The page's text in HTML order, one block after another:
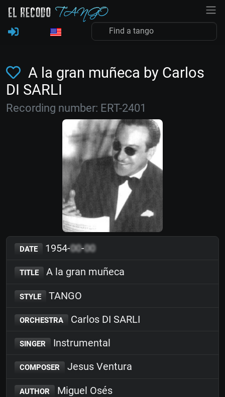
A la gran muñeca by Carlos
DI SARLI
Recording number: ERT-2401
DATE 1954-00-00
TITLE A la gran muñeca
STYLE TANGO
ORCHESTRA Carlos DI SARLI
SINGER Instrumental
COMPOSER Jesus Ventura
AUTHOR Miguel Osés